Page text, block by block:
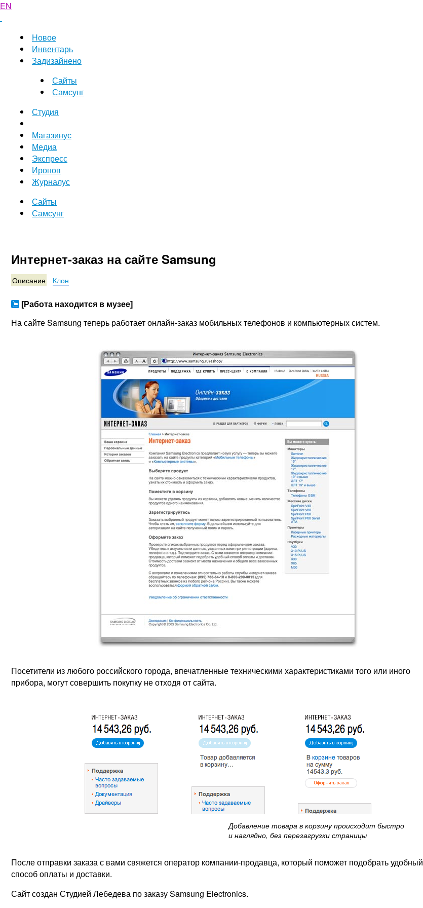
EN
Новое
Инвентарь
Задизайнено
Сайты
Самсунг
Студия
Магазинус
Медиа
Экспресс
Иронов
Журналус
Сайты
Самсунг
Интернет-заказ на сайте Samsung
Описание Клон
[Работа находится в музее]
На сайте Samsung теперь работает онлайн-заказ мобильных телефонов и компьютерных систем.
Посетители из любого российского города, впечатленные техническими характеристиками того или иного
прибора, могут совершить покупку не отходя от сайта.
Добавление товара в корзину происходит быстро
и наглядно, без перезагрузки страницы
После отправки заказа с вами свяжется оператор компании-продавца, который поможет подобрать удобный
способ оплаты и доставки.
Сайт создан Студией Лебедева по заказу Samsung Electronics.